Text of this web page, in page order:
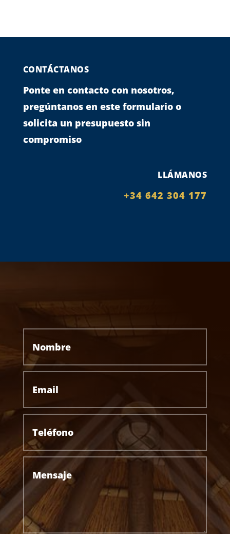
CONTÁCTANOS
Ponte en contacto con nosotros,
pregúntanos en este formulario o
solicita un presupuesto sin
compromiso
LLÁMANOS
+34 642 304 177